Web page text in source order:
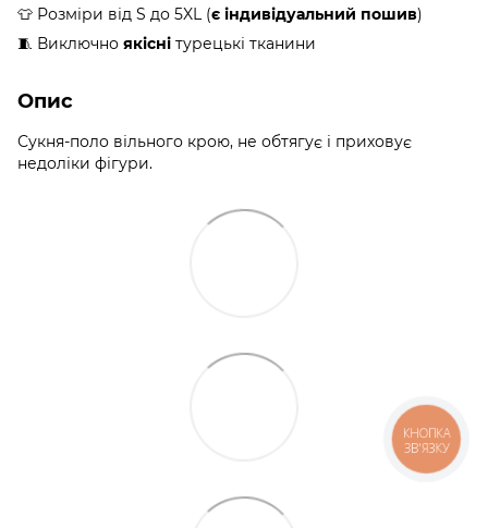
👕 Розміри від S до 5XL (є індивідуальний пошив)
🧵 Виключно якісні турецькі тканини
Опис
Сукня-поло вільного крою, не обтягує і приховує
недоліки фігури.
КНОПКА
ЗВ'ЯЗКУ